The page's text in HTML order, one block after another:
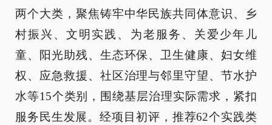
两个大类，聚焦铸牢中华民族共同体意识、乡
村振兴、文明实践、为老服务、关爱少年儿
童、阳光助残、生态环保、卫生健康、妇女维
权、应急救援、社区治理与邻里守望、节水护
水等15个类别，围绕基层治理实际需求，紧扣
服务民生发展。经项目初评，推荐62个实践类